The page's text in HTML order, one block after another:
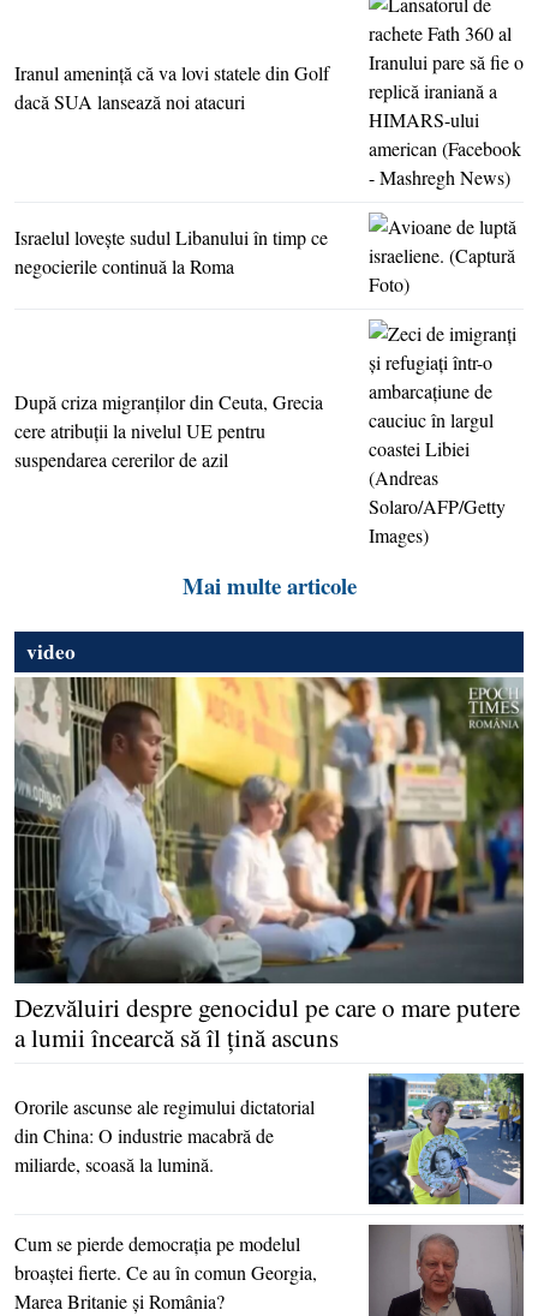
video
Dezvăluiri despre genocidul pe care o mare putere
a lumii încearcă să îl ţină ascuns
Ororile ascunse ale regimului dictatorial
din China: O industrie macabră de
miliarde, scoasă la lumină.
Cum se pierde democraţia pe modelul
broaştei fierte. Ce au în comun Georgia,
Marea Britanie şi România?
Iranul ameninţă că va lovi statele din Golf
dacă SUA lansează noi atacuri
Israelul loveşte sudul Libanului în timp ce
negocierile continuă la Roma
După criza migranţilor din Ceuta, Grecia
cere atribuţii la nivelul UE pentru
suspendarea cererilor de azil
Mai multe articole